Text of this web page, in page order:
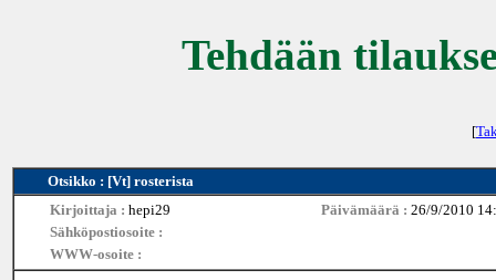
Tehdään
[
Otsikko : [Vt] rosterista
Kirjoittaja : hepi29 Päivämäärä : 26/9/2010
Sähköpostiosoite :
WWW-osoite :